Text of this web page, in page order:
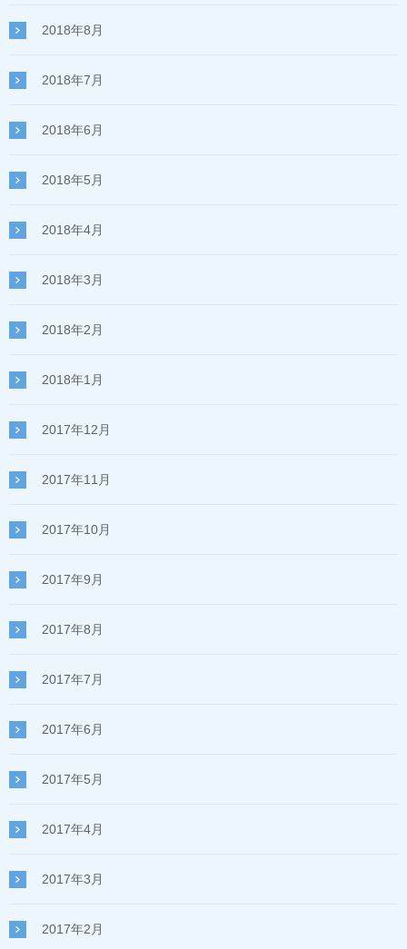
2018年8月
2018年7月
2018年6月
2018年5月
2018年4月
2018年3月
2018年2月
2018年1月
2017年12月
2017年11月
2017年10月
2017年9月
2017年8月
2017年7月
2017年6月
2017年5月
2017年4月
2017年3月
2017年2月